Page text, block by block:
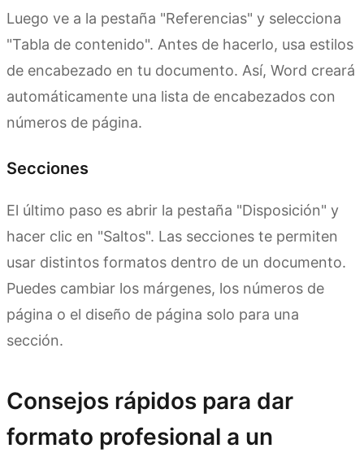
Luego ve a la pestaña "Referencias" y selecciona
"Tabla de contenido". Antes de hacerlo, usa estilos
de encabezado en tu documento. Así, Word creará
automáticamente una lista de encabezados con
números de página.
Secciones
El último paso es abrir la pestaña "Disposición" y
hacer clic en "Saltos". Las secciones te permiten
usar distintos formatos dentro de un documento.
Puedes cambiar los márgenes, los números de
página o el diseño de página solo para una
sección.
Consejos rápidos para dar
formato profesional a un